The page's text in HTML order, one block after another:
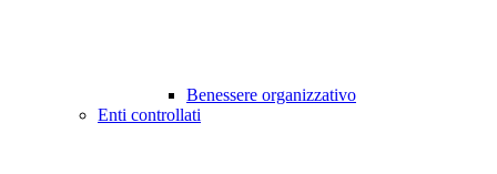
Benessere organizzativo
Enti controllati